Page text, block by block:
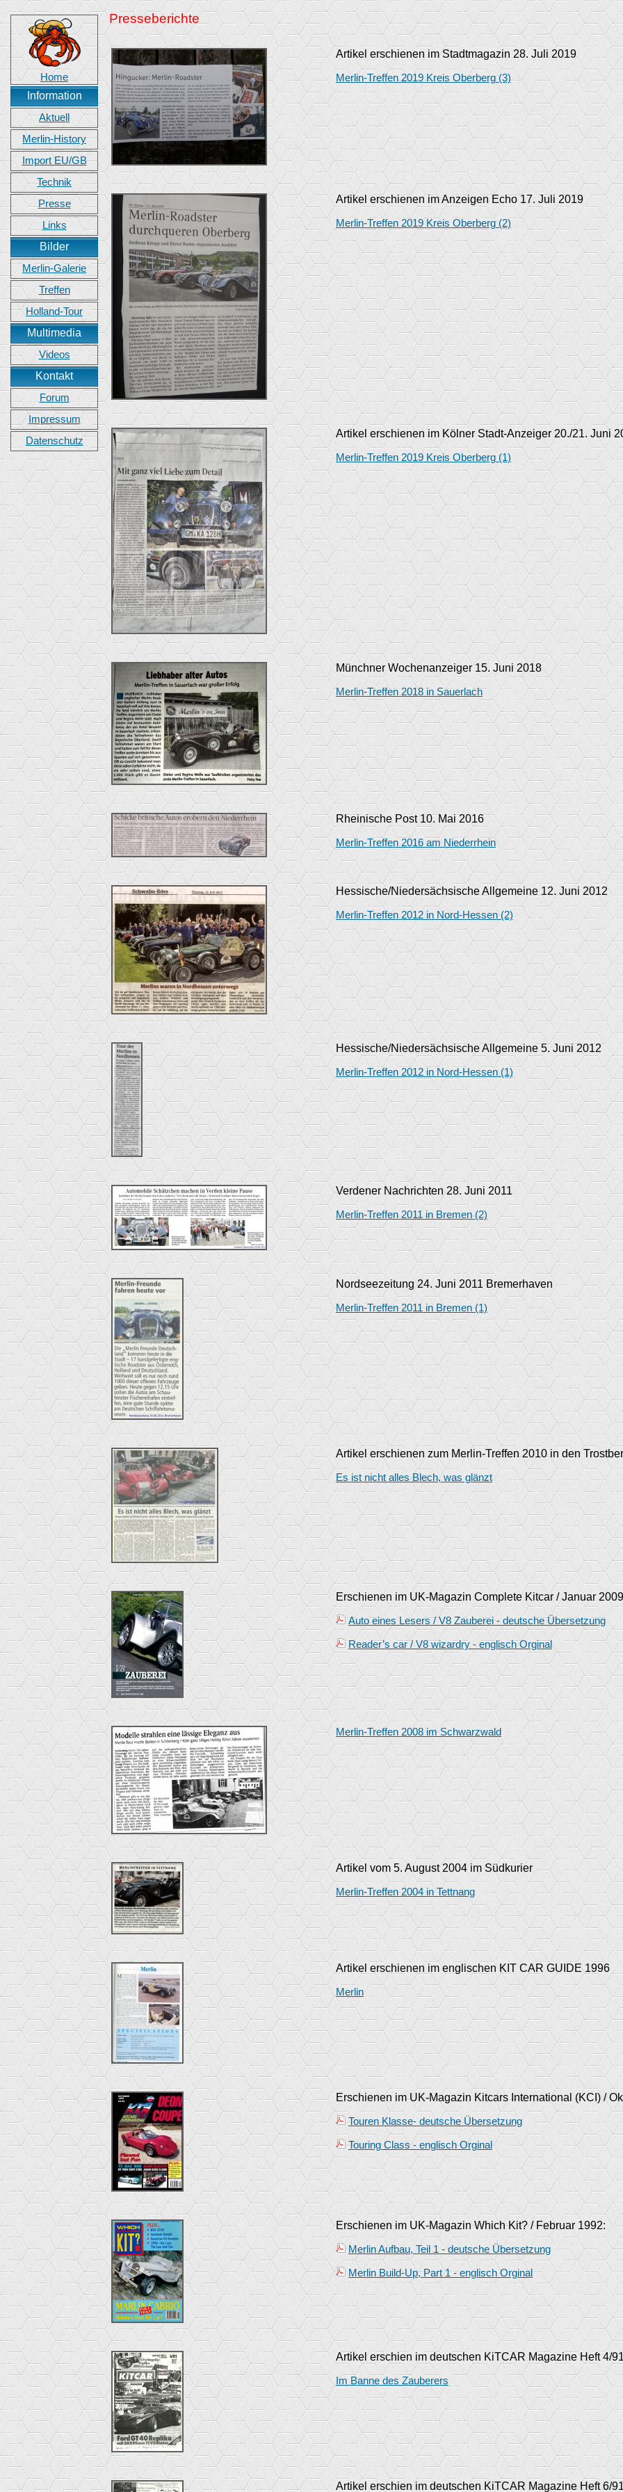
Home
Information
Aktuell
Merlin-History
Import EU/GB
Technik
Presse
Links
Bilder
Merlin-Galerie
Treffen
Holland-Tour
Multimedia
Videos
Kontakt
Forum
Impressum
Datenschutz
Presseberichte
Artikel erschienen im Stadtmagazin 28. Juli 2019
Merlin-Treffen 2019 Kreis Oberberg (3)
Artikel erschienen im Anzeigen Echo 17. Juli 2019
Merlin-Treffen 2019 Kreis Oberberg (2)
Artikel erschienen im Kölner Stadt-Anzeiger 20./21. Juni
Merlin-Treffen 2019 Kreis Oberberg (1)
Münchner Wochenanzeiger 15. Juni 2018
Merlin-Treffen 2018 in Sauerlach
Rheinische Post 10. Mai 2016
Merlin-Treffen 2016 am Niederrhein
Hessische/Niedersächsische Allgemeine 12. Juni 2012
Merlin-Treffen 2012 in Nord-Hessen (2)
Hessische/Niedersächsische Allgemeine 5. Juni 2012
Merlin-Treffen 2012 in Nord-Hessen (1)
Verdener Nachrichten 28. Juni 2011
Merlin-Treffen 2011 in Bremen (2)
Nordseezeitung 24. Juni 2011 Bremerhaven
Merlin-Treffen 2011 in Bremen (1)
Artikel erschienen zum Merlin-Treffen 2010 in den
Es ist nicht alles Blech, was glänzt
Erschienen im UK-Magazin Complete Kitcar / Januar
Auto eines Lesers / V8 Zauberei - deutsche Übersetzung
Reader’s car / V8 wizardry - englisch Orginal
Merlin-Treffen 2008 im Schwarzwald
Artikel vom 5. August 2004 im Südkurier
Merlin-Treffen 2004 in Tettnang
Artikel erschienen im englischen KIT CAR GUIDE 1996
Merlin
Erschienen im UK-Magazin Kitcars International (KCI) /
Touren Klasse- deutsche Übersetzung
Touring Class - englisch Orginal
Erschienen im UK-Magazin Which Kit? / Februar 1992:
Merlin Aufbau, Teil 1 - deutsche Übersetzung
Merlin Build-Up, Part 1 - englisch Orginal
Artikel erschien im deutschen KiTCAR Magazine Heft 4/
Im Banne des Zauberers
Artikel erschien im deutschen KiTCAR Magazine Heft 6/